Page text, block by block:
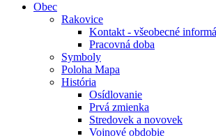
Obec
Rakovice
Kontakt - všeobecné
Pracovná doba
Symboly
Poloha Mapa
História
Osídlovanie
Prvá zmienka
Stredovek a novovek
Vojnové obdobie